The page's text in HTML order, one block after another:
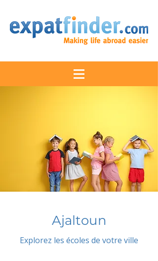
Ajaltoun
Explorez les écoles de votre ville